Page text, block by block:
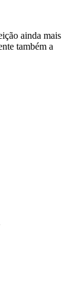
ainda mais
também a